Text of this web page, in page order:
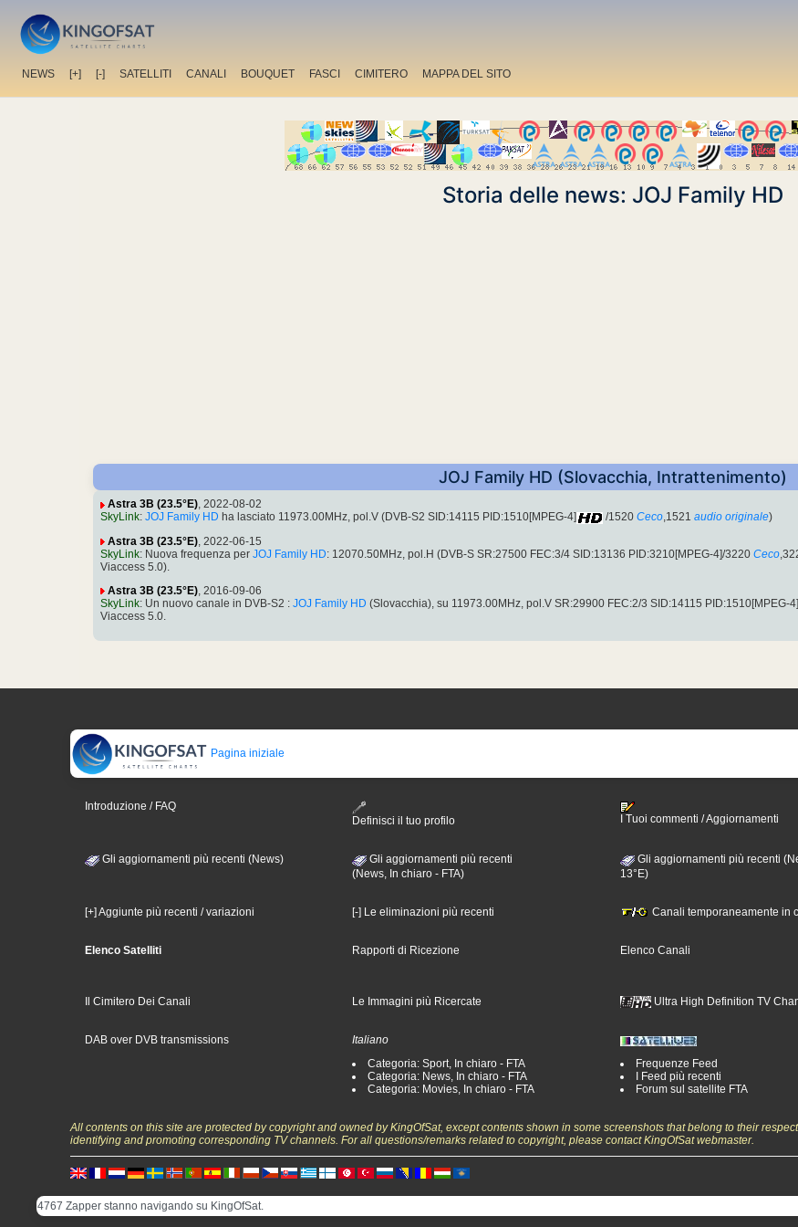
NEWS [+] [-] SATELLITI CANALI BOUQUET FASCI CIMITERO MAPPA DEL SITO
Storia delle news: JOJ Family HD
JOJ Family HD (Slovacchia, Intrattenimento)
Astra 3B (23.5°E), 2022-08-02
SkyLink: JOJ Family HD ha lasciato 11973.00MHz, pol.V (DVB-S2 SID:14115 PID:1510[MPEG-4] /1520 Ceco,1521 audio originale)
Astra 3B (23.5°E) , 2022-06-15
SkyLink: Nuova frequenza per JOJ Family HD: 12070.50MHz, pol.H (DVB-S SR:27500 FEC:3/4 SID:13136 PID:3210[MPEG-4]/3220 Ceco
Viaccess 5.0).
Astra 3B (23.5°E) , 2016-09-06
SkyLink: Un nuovo canale in DVB-S2 : JOJ Family HD (Slovacchia), su 11973.00MHz, pol.V SR:29900 FEC:2/3 SID:14115 PID:1510[MPEG-4]
Viaccess 5.0.
Pagina iniziale
Introduzione / FAQ
Definisci il tuo profilo
I Tuoi commenti / Aggiornamenti
Gli aggiornamenti più recenti (News)
Gli aggiornamenti più recenti
(News, In chiaro - FTA)
Gli aggiornamenti più recenti
13°E)
[+] Aggiunte più recenti / variazioni [-] Le eliminazioni più recenti Canali temporaneamente in
Elenco Satelliti Rapporti di Ricezione Elenco Canali
Il Cimitero Dei Canali Le Immagini più Ricercate Ultra High Definition TV
DAB over DVB transmissions
Italiano
Categoria: Sport, In chiaro - FTA
Categoria: News, In chiaro - FTA
Categoria: Movies, In chiaro - FTA
Frequenze Feed
I Feed più recenti
Forum sul satellite FTA
All contents on this site are protected by copyright and owned by KingOfSat, except contents shown in some screenshots that belong to their
identifying and promoting corresponding TV channels. For all questions/remarks related to copyright, please contact KingOfSat webmaster.
4767 Zapper stanno navigando su KingOfSat.